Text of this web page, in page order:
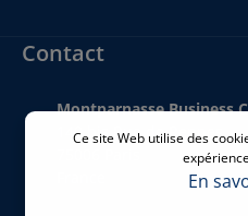
Contact
Montparnasse Business
140 bis Rue de Rennes
Ce site Web utilise des
En